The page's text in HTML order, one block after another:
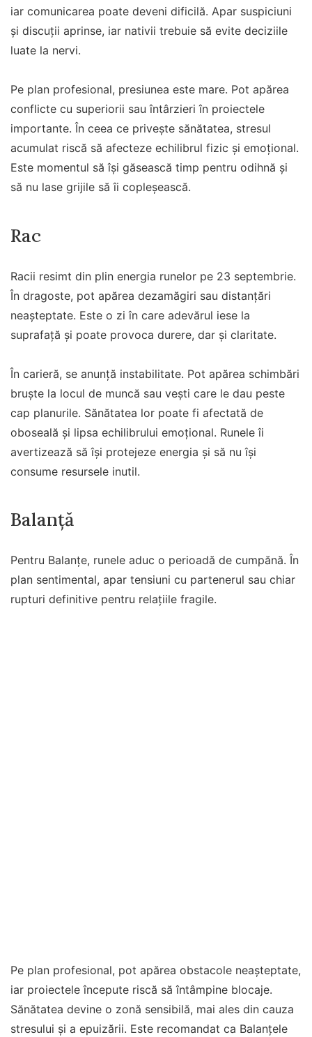
iar comunicarea poate deveni dificilă. Apar suspiciuni
și discuții aprinse, iar nativii trebuie să evite deciziile
luate la nervi.
Pe plan profesional, presiunea este mare. Pot apărea
conflicte cu superiorii sau întârzieri în proiectele
importante. În ceea ce privește sănătatea, stresul
acumulat riscă să afecteze echilibrul fizic și emoțional.
Este momentul să își găsească timp pentru odihnă și
să nu lase grijile să îi copleșească.
Rac
Racii resimt din plin energia runelor pe 23 septembrie.
În dragoste, pot apărea dezamăgiri sau distanțări
neașteptate. Este o zi în care adevărul iese la
suprafață și poate provoca durere, dar și claritate.
În carieră, se anunță instabilitate. Pot apărea schimbări
bruște la locul de muncă sau vești care le dau peste
cap planurile. Sănătatea lor poate fi afectată de
oboseală și lipsa echilibrului emoțional. Runele îi
avertizează să își protejeze energia și să nu își
consume resursele inutil.
Balanță
Pentru Balanțe, runele aduc o perioadă de cumpănă. În
plan sentimental, apar tensiuni cu partenerul sau chiar
rupturi definitive pentru relațiile fragile.
Pe plan profesional, pot apărea obstacole neașteptate,
iar proiectele începute riscă să întâmpine blocaje.
Sănătatea devine o zonă sensibilă, mai ales din cauza
stresului și a epuizării. Este recomandat ca Balanțele